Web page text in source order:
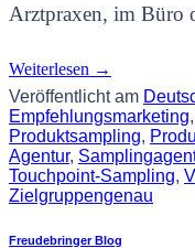
Arztpraxen, im Büro
Weiterlesen →
Veröffentlicht am
Empfehlungsmarketing,
Produktsampling,
Agentur,
Touchpoint-Sampling,
Zielgruppengenau
Freudebringer Blog